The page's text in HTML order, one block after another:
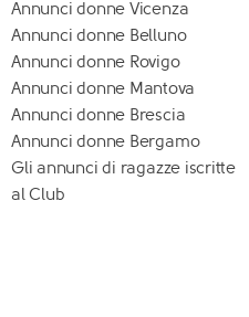
Annunci donne Vicenza
Annunci donne Belluno
Annunci donne Rovigo
Annunci donne Mantova
Annunci donne Brescia
Annunci donne Bergamo
Gli annunci di ragazze iscritte
al Club